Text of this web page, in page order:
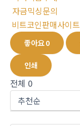
자금믹싱문의
비트코인판매사이트
좋아요0
인쇄
전체 0